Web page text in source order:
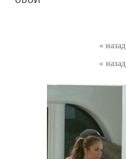
« назад
« назад